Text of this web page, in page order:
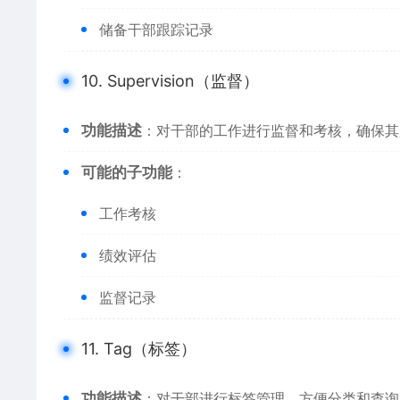
储备干部跟踪记录
10. Supervision（监督）
功能描述 ：对干部的工作进行监督和考核，确保其
可能的子功能：
工作考核
绩效评估
监督记录
11. Tag（标签）